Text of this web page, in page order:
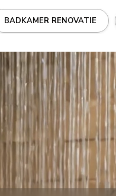
BADKAMER RENOVATIE